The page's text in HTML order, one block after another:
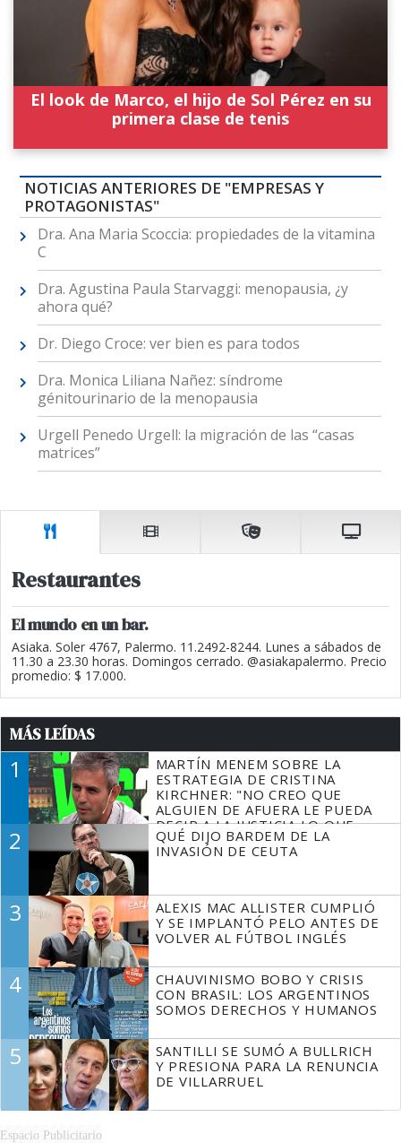
El look de Marco, el hijo de Sol Pérez en su
primera clase de tenis
NOTICIAS ANTERIORES DE "EMPRESAS Y
PROTAGONISTAS"
Dra. Ana Maria Scoccia: propiedades de la vitamina
C
Dra. Agustina Paula Starvaggi: menopausia, ¿y
ahora qué?
Dr. Diego Croce: ver bien es para todos
Dra. Monica Liliana Nañez: síndrome
génitourinario de la menopausia
Urgell Penedo Urgell: la migración de las “casas
matrices”
Restaurantes
El mundo en un bar.
Asiaka. Soler 4767, Palermo. 11.2492-8244. Lunes a sábados de
11.30 a 23.30 horas. Domingos cerrado. @asiakapalermo. Precio
promedio: $ 17.000.
MÁS LEÍDAS
1
MARTÍN MENEM SOBRE LA
ESTRATEGIA DE CRISTINA
KIRCHNER: "NO CREO QUE
ALGUIEN DE AFUERA LE PUEDA
DECIR A LA JUSTICIA LO QUE
TIENE QUE HACER"
2
QUÉ DIJO BARDEM DE LA
INVASIÓN DE CEUTA
3
ALEXIS MAC ALLISTER CUMPLIÓ
Y SE IMPLANTÓ PELO ANTES DE
VOLVER AL FÚTBOL INGLÉS
4
CHAUVINISMO BOBO Y CRISIS
CON BRASIL: LOS ARGENTINOS
SOMOS DERECHOS Y HUMANOS
5
SANTILLI SE SUMÓ A BULLRICH
Y PRESIONA PARA LA RENUNCIA
DE VILLARRUEL
Espacio Publicitario